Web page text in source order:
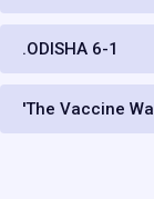
.ODISHA 6-1
'The Vaccine